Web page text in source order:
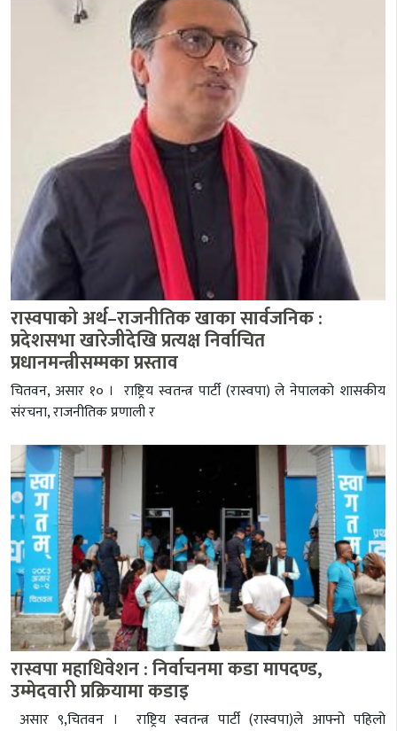
रास्वपाको अर्थ–राजनीतिक खाका सार्वजनिक :
प्रदेशसभा खारेजीदेखि प्रत्यक्ष निर्वाचित
प्रधानमन्त्रीसम्मका प्रस्ताव
चितवन, असार १० । राष्ट्रिय स्वतन्त्र पार्टी (रास्वपा) ले नेपालको शासकीय
संरचना, राजनीतिक प्रणाली र
रास्वपा महाधिवेशन : निर्वाचनमा कडा मापदण्ड,
उम्मेदवारी प्रक्रियामा कडाइ
असार ९,चितवन । राष्ट्रिय स्वतन्त्र पार्टी (रास्वपा)ले आफ्नो पहिलो